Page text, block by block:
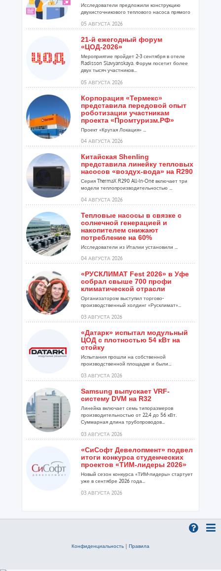
Исследователи предложили конструкцию
двухисточникового теплового насоса прямого
05 АВГУСТА 2026
21-й ежегодный форум
«ЦОД-2026»
Мероприятие пройдет 2-3 сентября в отеле
Radisson Slavyanskaya. Форум посетит более
двух тысяч участников...
05 АВГУСТА 2026
Корпорация «Термекс»
представила передовой опыт
роботизации участникам
проекта «Промтуризм.РФ»
Проект «Крутая Локация» ...
04 АВГУСТА 2026
Китайская Shenling
представила линейку тепловых
насосов «воздух-вода» на R290
Серия ThermaX R290 All-In-One включает три
модели теплопроизводительностью ...
04 АВГУСТА 2026
Тепловые насосы в связке с
солнечной генерацией и
накопителем снижают
потребление на 60%
Исследователи из Италии установили ...
04 АВГУСТА 2026
«РУСКЛИМАТ Fest 2026» в Уфе
собрал свыше 700 профи
климатической отрасли
Организатором выступил торгово-
производственный холдинг «Русклимат»...
03 АВГУСТА 2026
«Датарк» испытал модульный
ЦОД с плотностью 54 кВт на
стойку
Испытания прошли на собственной
производственной площадке и были...
03 АВГУСТА 2026
Samsung выпускает VRF-
систему DVM на R32
Линейка включает семь типоразмеров
производительностью от 22,4 до 56 кВт.
Суммарная длина трубопроводов...
03 АВГУСТА 2026
«СиСофт Девелопмент» подвел
итоги конкурса студенческих
проектов «ТИМ-лидеры 2026»
Новый сезон конкурса «ТИМ-лидеры» стартует
уже в сентябре 2026 года...
03 АВГУСТА 2026
сразу несколько преимуществ...
Конфиденциальность | Правила